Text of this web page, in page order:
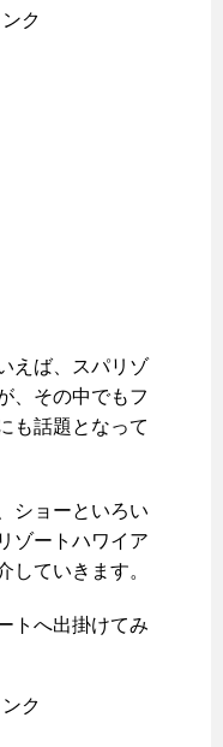
ク
えば、スパリゾ
、その中でもフ
も話題となって
ショーといろい
ゾートハワイア
していきます。
トへ出掛けてみ
ク